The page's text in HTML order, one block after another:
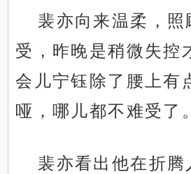
裴亦向来温柔，照
受，昨晚是稍微失控
会儿宁钰除了腰上有
哑，哪儿都不难受了。
裴亦看出他在折腾